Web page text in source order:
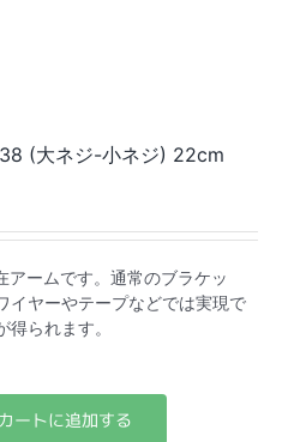
(大ネジ-小ネジ) 22cm
アームです。通常のブラケッ
イヤーやテープなどでは実現で
られます。